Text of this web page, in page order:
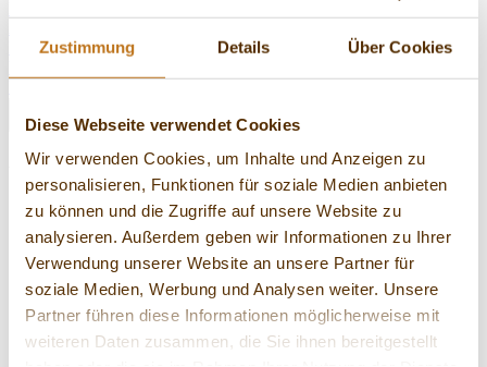
Zustimmung Details Über Cookies
Diese Webseite verwendet Cookies
Wir verwenden Cookies, um Inhalte und Anzeigen zu
personalisieren, Funktionen für soziale Medien anbieten
zu können und die Zugriffe auf unsere Website zu
analysieren. Außerdem geben wir Informationen zu Ihrer
Verwendung unserer Website an unsere Partner für
soziale Medien, Werbung und Analysen weiter. Unsere
Partner führen diese Informationen möglicherweise mit
weiteren Daten zusammen, die Sie ihnen bereitgestellt
Presse
zurück
Ihre Nachricht
Bestellnummer *